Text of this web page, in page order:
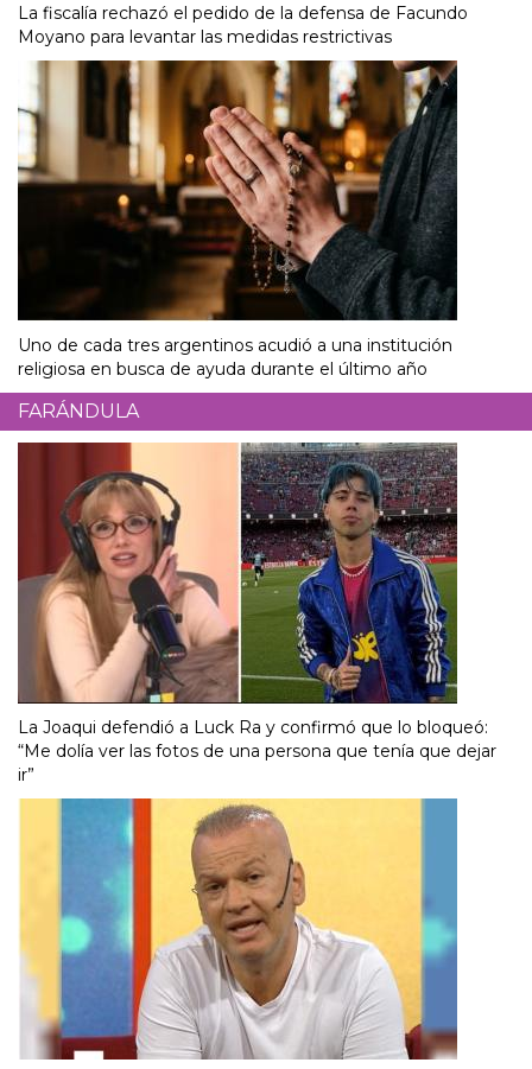
La fiscalía rechazó el pedido de la defensa de Facundo
Moyano para levantar las medidas restrictivas
Uno de cada tres argentinos acudió a una institución
religiosa en busca de ayuda durante el último año
FARÁNDULA
La Joaqui defendió a Luck Ra y confirmó que lo bloqueó:
“Me dolía ver las fotos de una persona que tenía que dejar
ir”